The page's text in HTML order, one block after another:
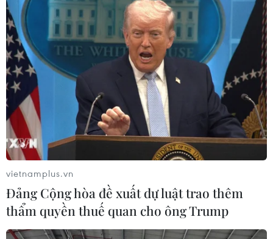
vietnamplus.vn
Đảng Cộng hòa đề xuất dự luật trao thêm
thẩm quyền thuế quan cho ông Trump